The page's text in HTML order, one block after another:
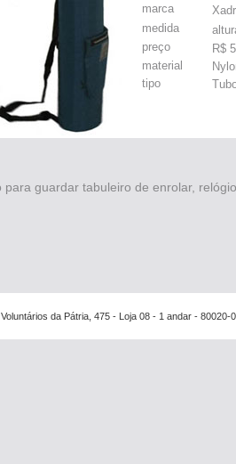
marca
medida
preço
R$
material
tipo
para guardar tabuleiro de enrolar,
da Pátria, 475 - Loja 08 - 1 andar - 80020-